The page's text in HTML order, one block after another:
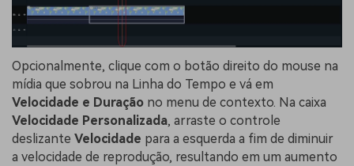
Opcionalmente, clique com o botão direito do mouse na
mídia que sobrou na Linha do Tempo e vá em
Velocidade e Duração no menu de contexto. Na caixa
Velocidade Personalizada, arraste o controle
deslizante Velocidade para a esquerda a fim de diminuir
a velocidade de reprodução, resultando em um aumento